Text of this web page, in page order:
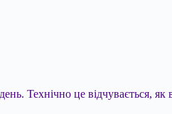
Технічно це відчувається, як